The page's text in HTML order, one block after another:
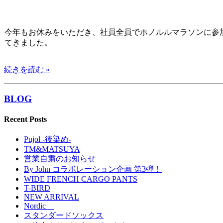
今年もお休みをいただき、社員全員でホノルルマラソンに参
てきました。
続きを読む »
BLOG
Recent Posts
Pujol -後染め-
TM&MATSUYA
営業自粛のお知らせ
By John コラボレーション企画 第3弾！
WIDE FRENCH CARGO PANTS
T-BIRD
NEW ARRIVAL
Nordic
スタンダードソックス